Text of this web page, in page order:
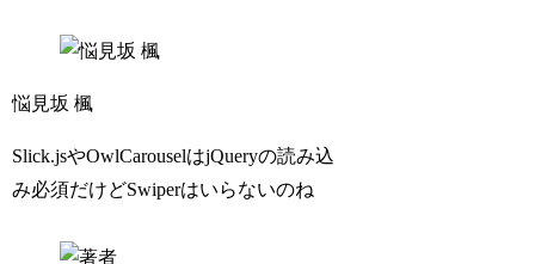
悩見坂 楓
Slick.jsやOwlCarouselはjQueryの読み込
み必須だけどSwiperはいらないのね